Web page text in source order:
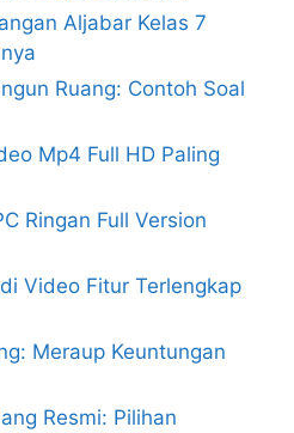
Aljabar Kelas 7
Ruang: Contoh Soal
Mp4 Full HD Paling
Ringan Full Version
Video Fitur Terlengkap
Meraup Keuntungan
Resmi: Pilihan